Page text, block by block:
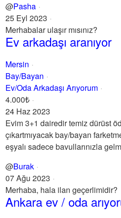
@Pasha
25 Eyl 2023
Merhabalar ulaşır mısınız?
Ev arkadaşı aranıyor
Mersin
Bay/Bayan
Ev/Oda Arkadaşı Arıyorum
4.000₺
24 Haz 2023
Evim 3+1 dairedir temiz dürüst
çıkartmıyacak bay/bayan
eşyalı sadece bavullarınızla
@Burak
07 Ağu 2023
Merhaba, hala ilan geçerlimidir?
Ankara ev / oda